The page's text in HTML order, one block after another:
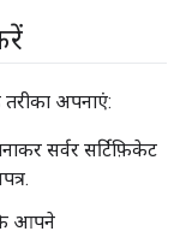
अपनाएं:
सर्वर सर्टिफ़िकेट
आपने